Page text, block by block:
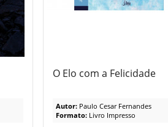
O Elo com a Felicidade
Autor: Paulo Cesar Fernandes
Formato: Livro Impresso